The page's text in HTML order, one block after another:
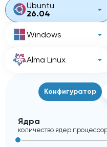
Ubuntu
26.04
Windows
Alma Linux
Конфигуратор
Ядра
количество ядер